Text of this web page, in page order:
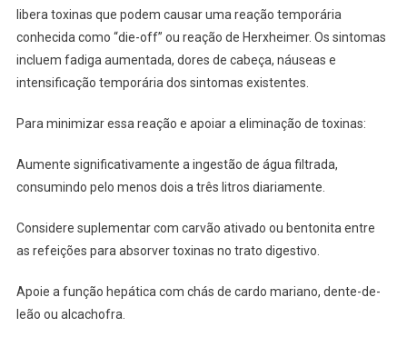
libera toxinas que podem causar uma reação temporária
conhecida como “die-off” ou reação de Herxheimer. Os sintomas
incluem fadiga aumentada, dores de cabeça, náuseas e
intensificação temporária dos sintomas existentes.
Para minimizar essa reação e apoiar a eliminação de toxinas:
Aumente significativamente a ingestão de água filtrada,
consumindo pelo menos dois a três litros diariamente.
Considere suplementar com carvão ativado ou bentonita entre
as refeições para absorver toxinas no trato digestivo.
Apoie a função hepática com chás de cardo mariano, dente-de-
leão ou alcachofra.